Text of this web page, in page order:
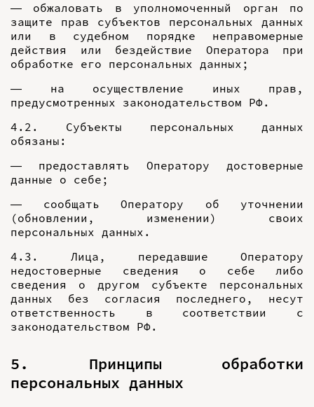
— обжаловать в уполномоченный орган по
защите прав субъектов персональных данных
или в судебном порядке неправомерные
действия или бездействие Оператора при
обработке его персональных данных;
— на осуществление иных прав,
предусмотренных законодательством РФ.
4.2. Субъекты персональных данных
обязаны:
— предоставлять Оператору достоверные
данные о себе;
— сообщать Оператору об уточнении
(обновлении, изменении) своих
персональных данных.
4.3. Лица, передавшие Оператору
недостоверные сведения о себе либо
сведения о другом субъекте персональных
данных без согласия последнего, несут
ответственность в соответствии с
законодательством РФ.
5. Принципы обработки
персональных данных